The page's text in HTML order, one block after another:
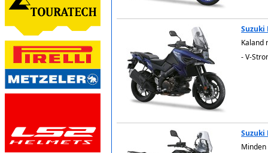
Suzuki
Kaland
- V-
Suzuki